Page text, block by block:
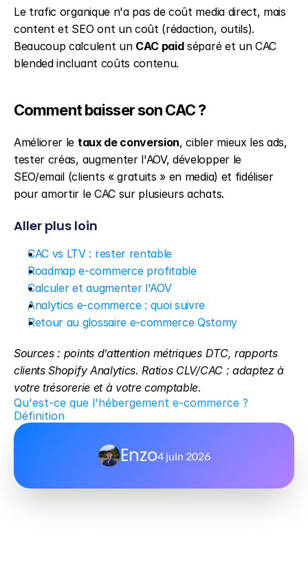
Le trafic organique n'a pas de coût media direct, mais
content et SEO ont un coût (rédaction, outils).
Beaucoup calculent un CAC paid séparé et un CAC
blended incluant coûts contenu.
Comment baisser son CAC ?
Améliorer le taux de conversion, cibler mieux les ads,
tester créas, augmenter l'AOV, développer le
SEO/email (clients « gratuits » en media) et fidéliser
pour amortir le CAC sur plusieurs achats.
Aller plus loin
CAC vs LTV : rester rentable
Roadmap e-commerce profitable
Calculer et augmenter l'AOV
Analytics e-commerce : quoi suivre
Retour au glossaire e-commerce Qstomy
Sources : points d’attention métriques DTC, rapports
clients Shopify Analytics. Ratios CLV/CAC : adaptez à
votre trésorerie et à votre comptable.
Qu'est-ce que l'hébergement e-commerce ?
Définition
Enzo4 juin 2026